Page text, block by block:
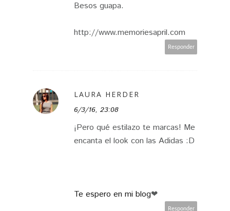
Besos guapa.
http://www.memoriesapril.com
Responder
LAURA HERDER
6/3/16, 23:08
¡Pero qué estilazo te marcas! Me
encanta el look con las Adidas :D
Te espero en mi blog❤
Responder